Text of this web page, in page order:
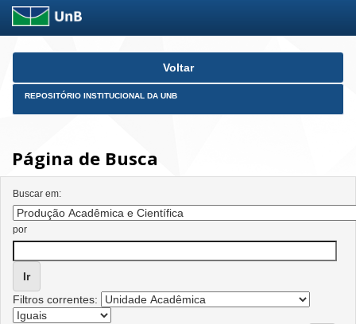
Skip
Voltar
REPOSITÓRIO INSTITUCIONAL DA UNB
Página de Busca
Buscar em:
por
Filtros correntes: